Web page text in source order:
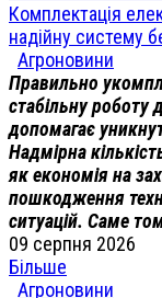
Комплектація
надійну систему
Агроновини
Правильно
стабільну
допомагає
Надмірна
як економія на
пошкодження
ситуацій. Саме
09 серпня 2026
Більше
Агроновини